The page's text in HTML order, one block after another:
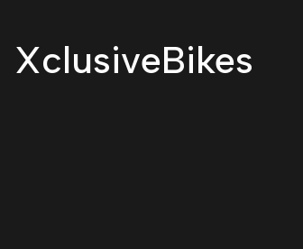
XclusiveBikes